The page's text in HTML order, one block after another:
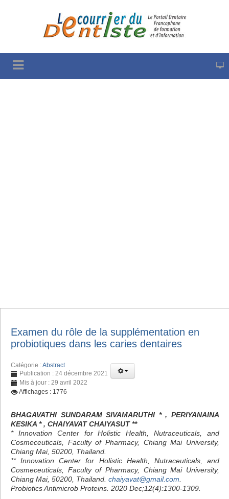
Examen du rôle de la supplémentation en
probiotiques dans les caries dentaires
Catégorie :Abstract
Publication : 24 décembre 2021
Mis à jour : 29 avril 2022
Affichages : 1776
BHAGAVATHI SUNDARAM SIVAMARUTHI * , PERIYANAINA
KESIKA * , CHAIYAVAT CHAIYASUT **
* Innovation Center for Holistic Health, Nutraceuticals, and
Cosmeceuticals, Faculty of Pharmacy, Chiang Mai University,
Chiang Mai, 50200, Thailand.
** Innovation Center for Holistic Health, Nutraceuticals, and
Cosmeceuticals, Faculty of Pharmacy, Chiang Mai University,
Chiang Mai, 50200, Thailand. chaiyavat@gmail.com
Probiotics Antimicrob Proteins. 2020 Dec;12(4):1300-1309.